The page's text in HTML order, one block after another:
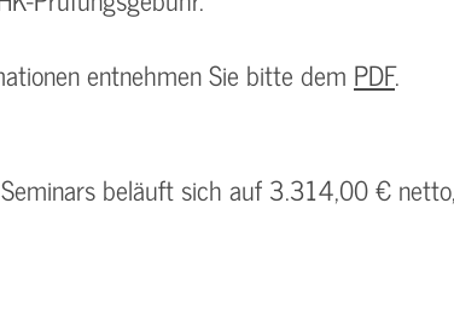
entnehmen Sie bitte dem PDF.
beläuft sich auf 3.314,00 €